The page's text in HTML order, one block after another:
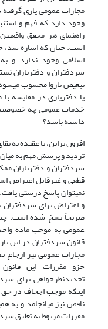
مجازات عمومی یاری
وجود دارد که فهم و
راهنمای هر محقق
است. چنان که اشاره شد،
اسلامی وجود ندارد و
سردفتران و دفتریاران
تبعیض ناروا محسوب
یا دفتریاری در مقایسه
خدمات عمومی چه
داشته باشد؟
تردید و پرسش مهم به
سردفتران و دفتریاران
قطعی و غیر‏قابل اعتراض
نمی‏توان پاسخ درستی
و اعتراض برای سردفتران
صریحاً نسخ شده است.
مجازات عمومی نیز ارجاع
جزو مقررات این
تجدید‏نظر‏خواهی برای
اینکه موجب اجحاف در حق
ناقص نیز می‏انجامد و
مقررات مربوط به تعلیق